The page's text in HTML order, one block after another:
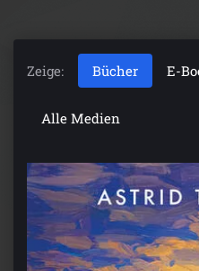
Zeige: Bücher E-
Alle Medien